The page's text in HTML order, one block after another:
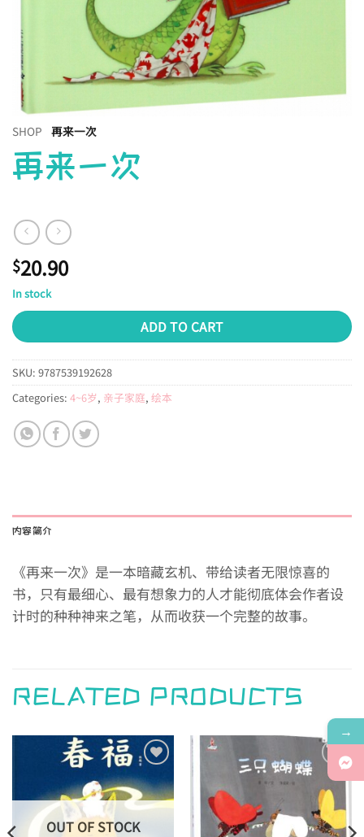
SHOP 再来一次
再来一次
$20.90
In stock
ADD TO CART
SKU: 9787539192628
Categories: 4~6岁, 亲子家庭, 绘本
内容简介
《再来一次》是一本暗藏玄机、带给读者无限惊喜的
书，只有最细心、最有想象力的人才能彻底体会作者设
计时的种种神来之笔，从而收获一个完整的故事。
RELATED PRODUCTS
Add to
wishlist
OUT OF STOCK
Add to
wishlist
→